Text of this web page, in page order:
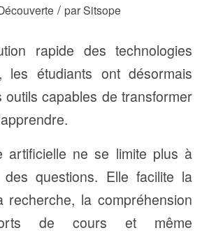
/ parSitsope
rapide des technologies
les étudiants ont désormais
outils capables de transformer
artificielle ne se limite plus à
questions. Elle facilite la
recherche, la compréhension
de cours et même